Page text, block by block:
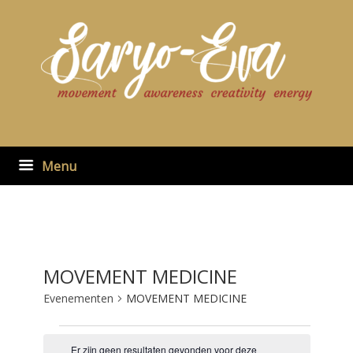
Menu
MOVEMENT MEDICINE
Evenementen MOVEMENT MEDICINE
Er zijn geen resultaten gevonden voor deze